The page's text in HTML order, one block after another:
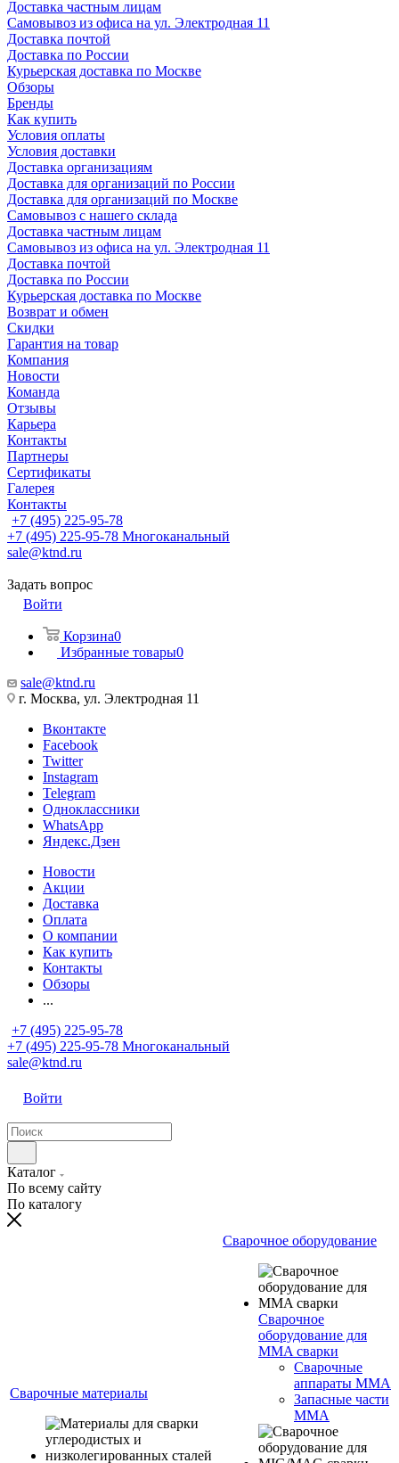
Доставка частным лицам
Самовывоз из офиса на ул. Электродная 11
Доставка почтой
Доставка по России
Курьерская доставка по Москве
Обзоры
Бренды
Как купить
Условия оплаты
Условия доставки
Доставка организациям
Доставка для организаций по России
Доставка для организаций по Москве
Самовывоз с нашего склада
Доставка частным лицам
Самовывоз из офиса на ул. Электродная 11
Доставка почтой
Доставка по России
Курьерская доставка по Москве
Возврат и обмен
Скидки
Гарантия на товар
Компания
Новости
Команда
Отзывы
Карьера
Контакты
Партнеры
Сертификаты
Галерея
Контакты
+7 (495) 225-95-78
+7 (495) 225-95-78 Многоканальный
sale@ktnd.ru
Задать вопрос
Войти
Корзина0
Избранные товары0
sale@ktnd.ru
г. Москва, ул. Электродная 11
Вконтакте
Facebook
Twitter
Instagram
Telegram
Одноклассники
WhatsApp
Яндекс.Дзен
Новости
Акции
Доставка
Оплата
О компании
Как купить
Контакты
Обзоры
...
+7 (495) 225-95-78
+7 (495) 225-95-78 Многоканальный
sale@ktnd.ru
Войти
Каталог
По всему сайту
По каталогу
Сварочные материалы
Сварочное оборудование
Сварочное
оборудование для
MMA сварки
Сварочные
аппараты MMA
Запасные части
MMA